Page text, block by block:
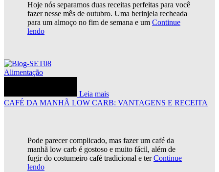
Hoje nós separamos duas receitas perfeitas para você
fazer nesse mês de outubro. Uma berinjela recheada
para um almoço no fim de semana e um Continue
lendo
Alimentação
Leia mais
CAFÉ DA MANHÃ LOW CARB: VANTAGENS E RECEITA
Pode parecer complicado, mas fazer um café da
manhã low carb é gostoso e muito fácil, além de
fugir do costumeiro café tradicional e terContinue
lendo